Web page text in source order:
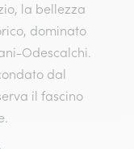
la bellezza
dominato
Odescalchi.
dal
il fascino